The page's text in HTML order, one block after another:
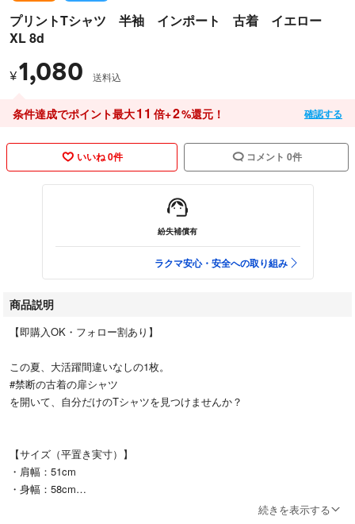
プリントTシャツ 半袖 インポート 古着 イエロー
XL 8d
¥1,080 送料込
条件達成でポイント最大11 倍+2%還元！ 確認する
いいね 0件 コメント 0件
紛失補償有
ラクマ安心・安全への取り組み
商品説明
【即購入OK・フォロー割あり】
この夏、大活躍間違いなしの1枚。
#禁断の古着の扉シャツ
を開いて、自分だけのTシャツを見つけませんか？
【サイズ（平置き実寸）】
・肩幅：51cm
・身幅：58cm
続きを表示する